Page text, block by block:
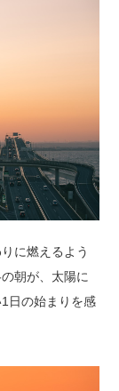
に燃えるよう
朝が、太陽に
日の始まりを感